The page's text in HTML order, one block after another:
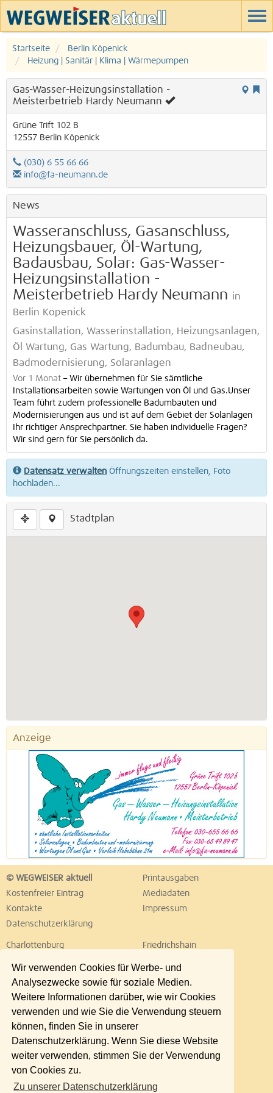
Wir verwenden Cookies für Werbe- und
Analysezwecke sowie für soziale Medien.
Weitere Informationen darüber, wie wir Cookies
verwenden und wie Sie die Verwendung steuern
können, finden Sie in unserer
Datenschutzerklärung. Wenn Sie diese Website
weiter verwenden, stimmen Sie der Verwendung
von Cookies zu.
Zu unserer Datenschutzerklärung
Startseite
Berlin Köpenick
Heizung | Sanitär | Klima | Wärmepumpen
Gas-Wasser-Heizungsinstallation -
Meisterbetrieb Hardy Neumann
Grüne Trift 102 B
12557 Berlin Köpenick
(030) 6 55 66 66
info@fa-neumann.de
News
Wasseranschluss, Gasanschluss,
Heizungsbauer, Öl-Wartung,
Badausbau, Solar: Gas-Wasser-
Heizungsinstallation -
Meisterbetrieb Hardy Neumann in
Berlin Köpenick
Gasinstallation, Wasserinstallation, Heizungsanlagen,
Öl Wartung, Gas Wartung, Badumbau, Badneubau,
Badmodernisierung, Solaranlagen
Vor 1 Monat – Wir übernehmen für Sie sämtliche
Installationsarbeiten sowie Wartungen von Öl und Gas.Unser
Team führt zudem professionelle Badumbauten und
Modernisierungen aus und ist auf dem Gebiet der Solanlagen
Ihr richtiger Ansprechpartner. Sie haben individuelle Fragen?
Wir sind gern für Sie persönlich da.
Datensatz verwalten Öffnungszeiten einstellen, Foto
hochladen...
Stadtplan
Anzeige
© WEGWEISER aktuell
Printausgaben
Kostenfreier Eintrag
Mediadaten
Kontakte
Impressum
Datenschutzerklärung
Charlottenburg
Friedrichshain
Lichtenberg
Marzahn
Neukölln
Pankow
Reinickendorf
Schöneberg
Spandau
Steglitz
Tempelhof
Treptow
Umland Ost